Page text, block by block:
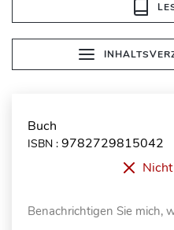
Buch
ISBN : 9782729815042
Benachrichtigen Sie mich,